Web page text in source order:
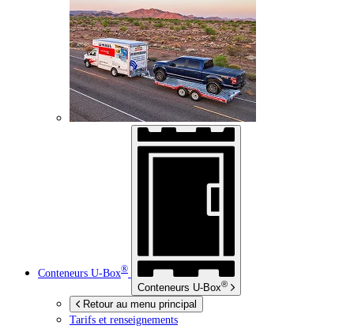
Conteneurs U-Box®
Conteneurs U-Box®
Retour au menu principal
Tarifs et renseignements